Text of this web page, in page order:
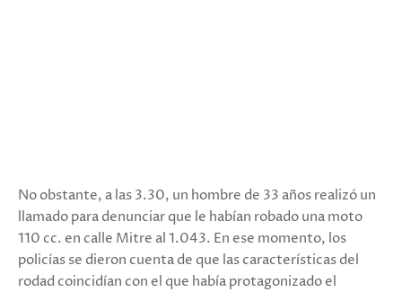
No obstante, a las 3.30, un hombre de 33 años realizó un
llamado para denunciar que le habían robado una moto
110 cc. en calle Mitre al 1.043. En ese momento, los
policías se dieron cuenta de que las características del
rodad coincidían con el que había protagonizado el